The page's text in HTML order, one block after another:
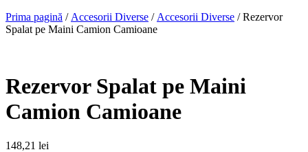
Prima pagină / Accesorii Diverse / Accesorii Diverse / Rezervor
Spalat pe Maini Camion Camioane
Rezervor Spalat pe Maini
Camion Camioane
148,21 lei